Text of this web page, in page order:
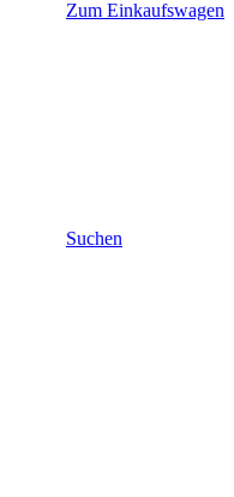
Zum Einkaufswagen
Suchen